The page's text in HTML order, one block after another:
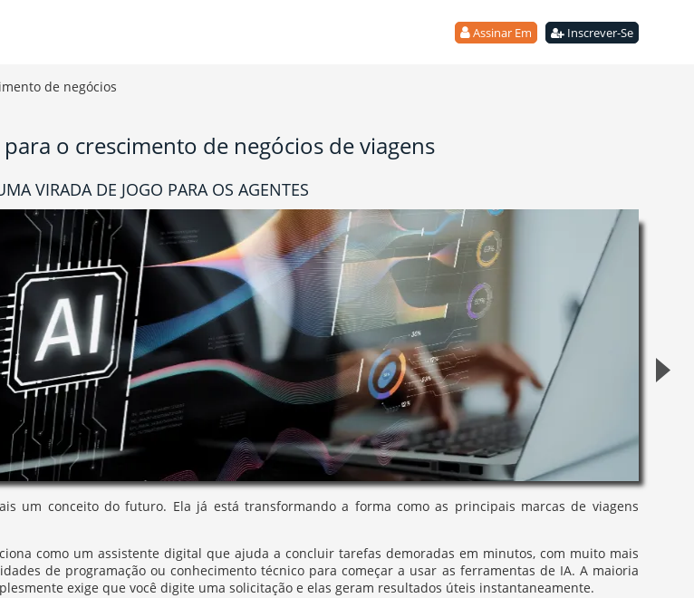
Assinar Em Inscrever-Se
de negócios
para o crescimento de negócios de viagens
VIRADA DE JOGO PARA OS AGENTES
um conceito do futuro. Ela já está transformando a forma como as principais marcas de viagens
como um assistente digital que ajuda a concluir tarefas demoradas em minutos, com muito mais
de programação ou conhecimento técnico para começar a usar as ferramentas de IA. A maioria
exige que você digite uma solicitação e elas geram resultados úteis instantaneamente.